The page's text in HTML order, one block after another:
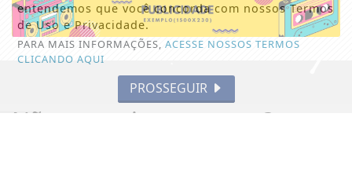
Não possui uma conta?
entendemos que você concorda com nossos Termos
de Uso e Privacidade.
PARA MAIS INFORMAÇÕES,ACESSE NOSSOS TERMOS
CLICANDO AQUI
PROSSEGUIR